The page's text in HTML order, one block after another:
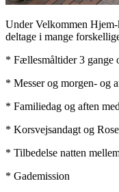
Under Velkommen
deltage i mange
* Fællesmåltider 3 gange
* Messer og morgen- og
* Familiedag og aften
* Korsvejsandagt og
* Tilbedelse natten
* Gademission